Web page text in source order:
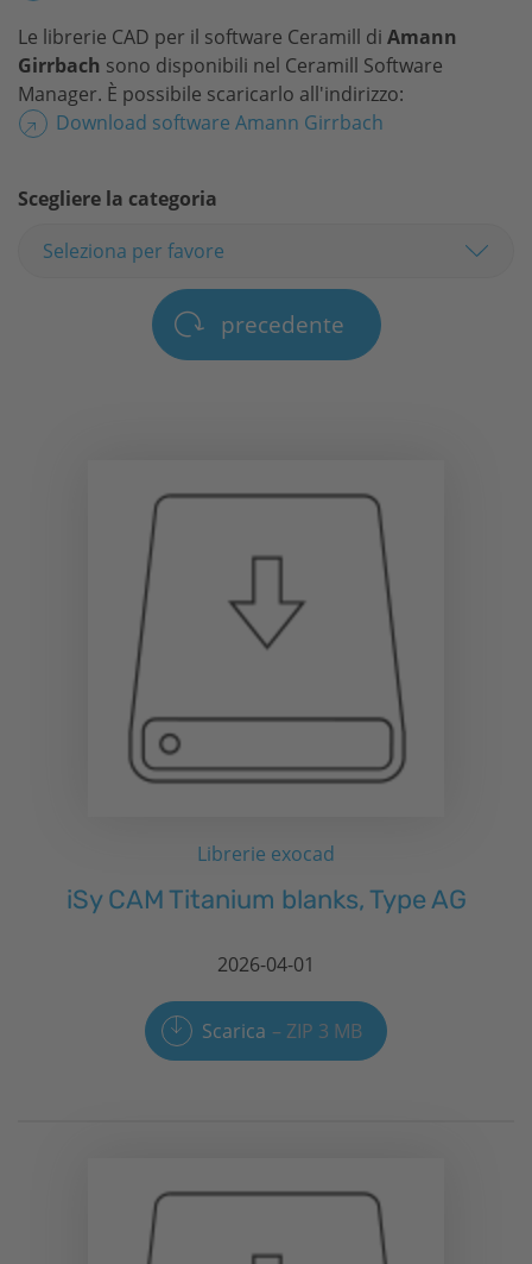
Le librerie CAD per il software Ceramill di Amann
Girrbach sono disponibili nel Ceramill Software
Manager. È possibile scaricarlo all'indirizzo:
Download software Amann Girrbach
Scegliere la categoria
precedente
Librerie exocad
iSyCAM Titanium blanks, Type AG
2026-04-01
Scarica ZIP 3 MB